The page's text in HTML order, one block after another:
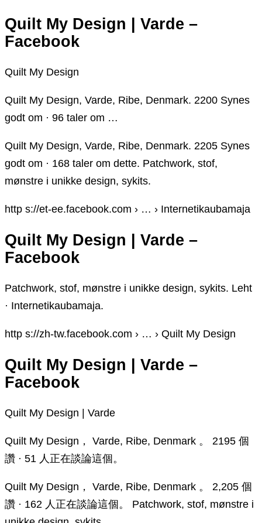
Quilt My Design | Varde –
Facebook
Quilt My Design
Quilt My Design, Varde, Ribe, Denmark. 2200 Synes
godt om · 96 taler om …
Quilt My Design, Varde, Ribe, Denmark. 2205 Synes
godt om · 168 taler om dette. Patchwork, stof,
mønstre i unikke design, sykits.
http s://et-ee.facebook.com › … › Internetikaubamaja
Quilt My Design | Varde –
Facebook
Patchwork, stof, mønstre i unikke design, sykits. Leht
· Internetikaubamaja.
http s://zh-tw.facebook.com › … › Quilt My Design
Quilt My Design | Varde –
Facebook
Quilt My Design | Varde
Quilt My Design， Varde, Ribe, Denmark 。 2195 個
讚 · 51 人正在談論這個。
Quilt My Design， Varde, Ribe, Denmark 。 2,205 個
讚 · 162 人正在談論這個。 Patchwork, stof, mønstre i